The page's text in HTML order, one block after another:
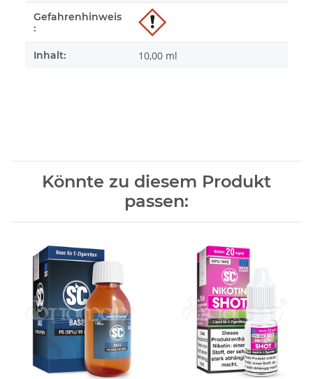
Gefahrenhinweis
:
Inhalt: 10,00 ml
Könnte zu diesem Produkt
passen: